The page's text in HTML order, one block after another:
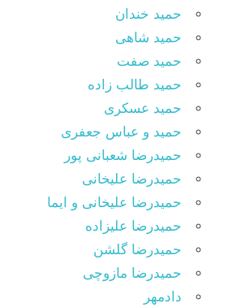
حمید خندان
حمید شاهی
حمید صفت
حمید طالب زاده
حمید عسکری
حمید و عباس جعفری
حمیدرضا شعبانی پور
حمیدرضا علیخانی
حمیدرضا علیخانی و ایما
حمیدرضا علیزاده
حمیدرضا گلشن
حمیدرضا مازوچی
دادمهر